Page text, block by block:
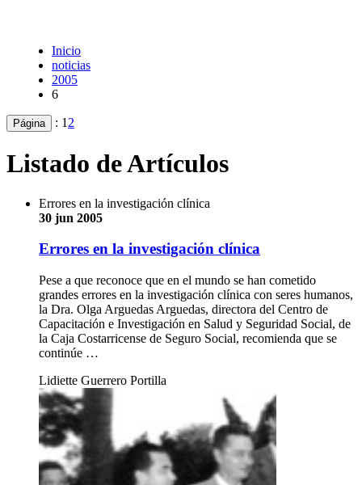
Inicio
noticias
2005
6
Página : 1 2
Listado de Artículos
Errores en la investigación clínica
30 jun 2005
Errores en la investigación clínica
Pese a que reconoce que en el mundo se han cometido
grandes errores en la investigación clínica con seres humanos,
la Dra. Olga Arguedas Arguedas, directora del Centro de
Capacitación e Investigación en Salud y Seguridad Social, de
la Caja Costarricense de Seguro Social, recomienda que se
continúe …
Lidiette Guerrero Portilla